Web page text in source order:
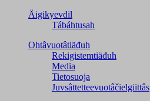
Äigikyevdil
Tábáhtusah
Ohtâvuotâtiäđuh
Rekigistemtiäđuh
Media
Tietosuoja
Juvsâttetteevuotâčielgiittâs